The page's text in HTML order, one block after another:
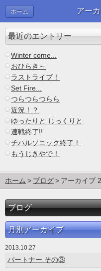
ホーム
最近のエントリー
Winter come...
おひらき～
ラストライブ！
Set Fire...
つらつらつらら
近況！？
ゆったりと じっくりと
連戦終了!!
チハルソニック終了！
もうじきやで！
ホーム ブログ アーカイブ
ブログ
月別アーカイブ
2013.10.27
パートナー その③